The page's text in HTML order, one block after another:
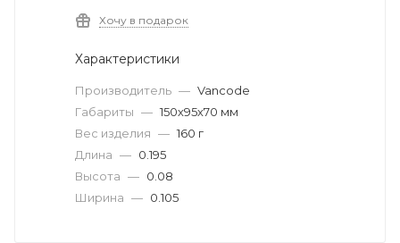
Хочу в подарок
Характеристики
Производитель — Vancode
Габариты — 150х95х70 мм
Вес изделия — 160 г
Длина — 0.195
Высота — 0.08
Ширина — 0.105